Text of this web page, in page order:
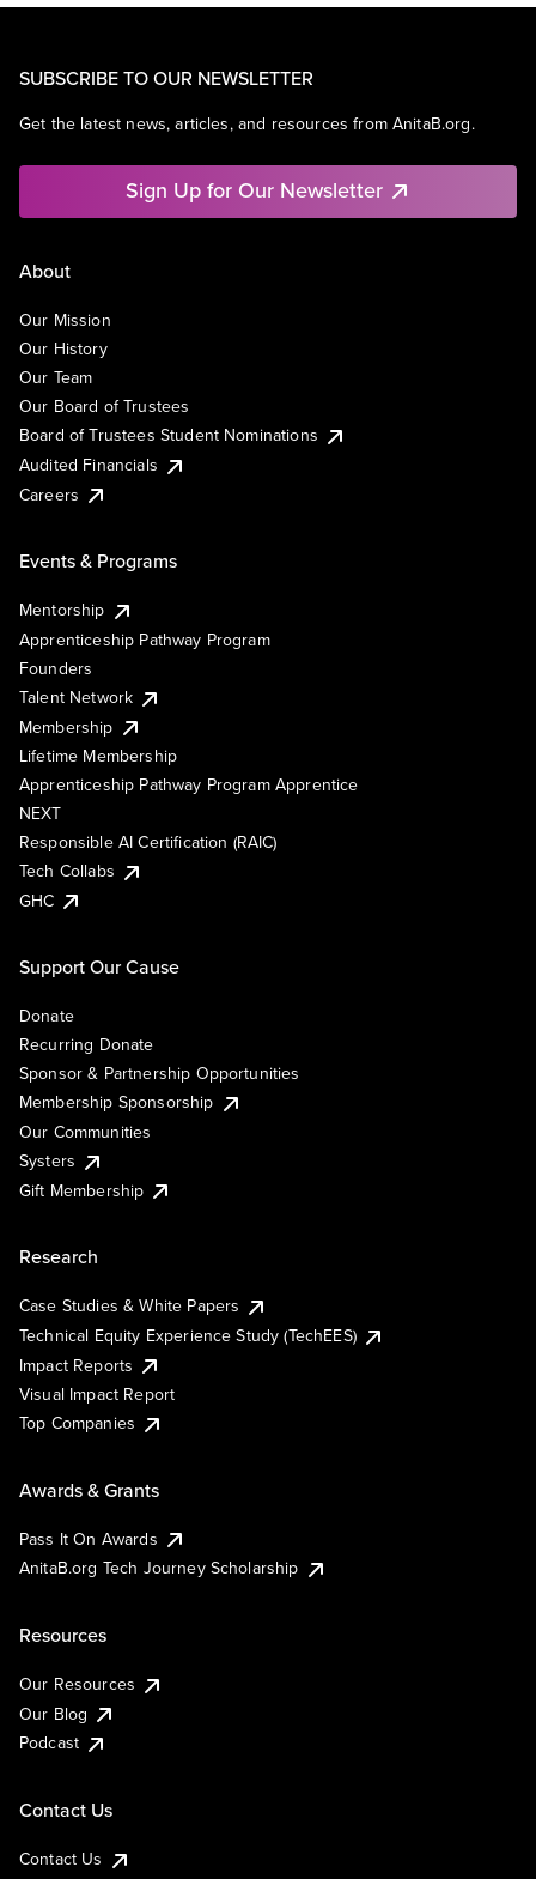
SUBSCRIBE TO OUR NEWSLETTER
Get the latest news, articles, and resources from AnitaB.org.
Sign Up for Our Newsletter
About
Our Mission
Our History
Our Team
Our Board of Trustees
Board of Trustees Student Nominations
Audited Financials
Careers
Events & Programs
Mentorship
Apprenticeship Pathway Program
Founders
Talent Network
Membership
Lifetime Membership
Apprenticeship Pathway Program Apprentice
NEXT
Responsible AI Certification (RAIC)
Tech Collabs
GHC
Support Our Cause
Donate
Recurring Donate
Sponsor & Partnership Opportunities
Membership Sponsorship
Our Communities
Systers
Gift Membership
Research
Case Studies & White Papers
Technical Equity Experience Study (TechEES)
Impact Reports
Visual Impact Report
Top Companies
Awards & Grants
Pass It On Awards
AnitaB.org Tech Journey Scholarship
Resources
Our Resources
Our Blog
Podcast
Contact Us
Contact Us